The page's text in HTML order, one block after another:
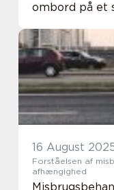
ombord på et
medarbejd...
16 August
Forståelsen af
afhængighed